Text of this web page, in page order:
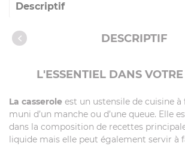
Descriptif
Caractéristiques
Recettes avec cet article
DESCRIPTIF
L'ESSENTIEL DANS
La casserole est un ustensile de cuisine
muni d’un manche ou d’une queue. Elle
dans la composition de recettes
liquide mais elle peut également servir à